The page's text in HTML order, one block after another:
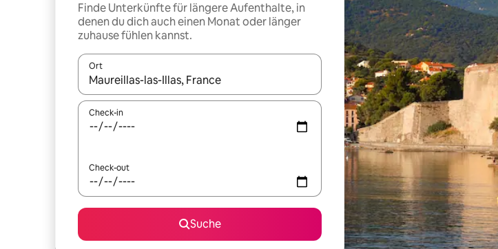
Finde Unterkünfte für längere Aufenthalte, in
denen du dich auch einen Monat oder länger
zuhause fühlen kannst.
Ort
Wenn Ergebnisse verfügbar sind, navigiere mit den Pfeiltasten nach oben und unten oder
Check-in
Check-out
Suche